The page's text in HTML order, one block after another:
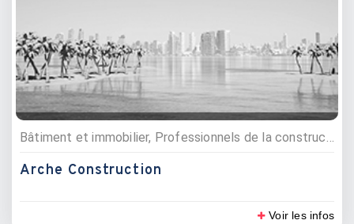
Bâtiment et immobilier, Professionnels de la construction
Arche Construction
Voir les infos